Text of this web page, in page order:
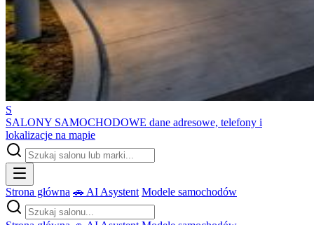
S
SALONY SAMOCHODOWE dane adresowe, telefony i
lokalizacje na mapie
Strona główna 🚗 AI Asystent Modele samochodów